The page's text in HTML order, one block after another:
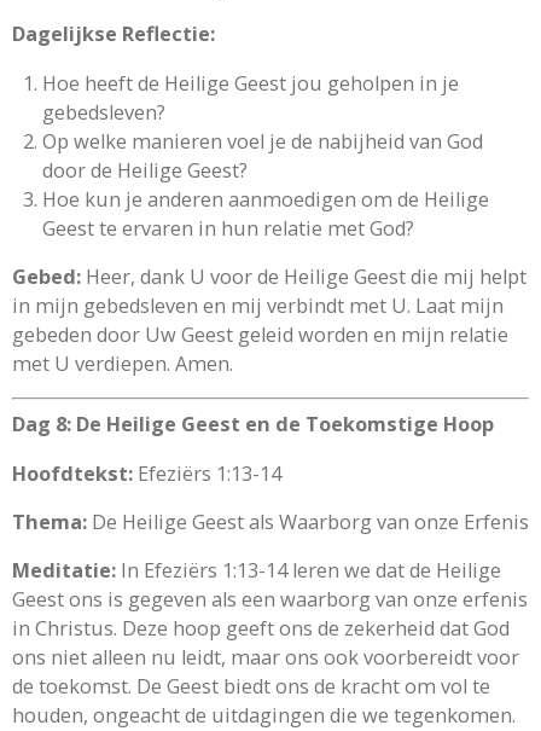
Dagelijkse Reflectie:
Hoe heeft de Heilige Geest jou geholpen in je
gebedsleven?
Op welke manieren voel je de nabijheid van God
door de Heilige Geest?
Hoe kun je anderen aanmoedigen om de Heilige
Geest te ervaren in hun relatie met God?
Gebed: Heer, dank U voor de Heilige Geest die mij helpt
in mijn gebedsleven en mij verbindt met U. Laat mijn
gebeden door Uw Geest geleid worden en mijn relatie
met U verdiepen. Amen.
Dag 8: De Heilige Geest en de Toekomstige Hoop
Hoofdtekst: Efeziërs 1:13-14
Thema: De Heilige Geest als Waarborg van onze Erfenis
Meditatie: In Efeziërs 1:13-14 leren we dat de Heilige
Geest ons is gegeven als een waarborg van onze erfenis
in Christus. Deze hoop geeft ons de zekerheid dat God
ons niet alleen nu leidt, maar ons ook voorbereidt voor
de toekomst. De Geest biedt ons de kracht om vol te
houden, ongeacht de uitdagingen die we tegenkomen.